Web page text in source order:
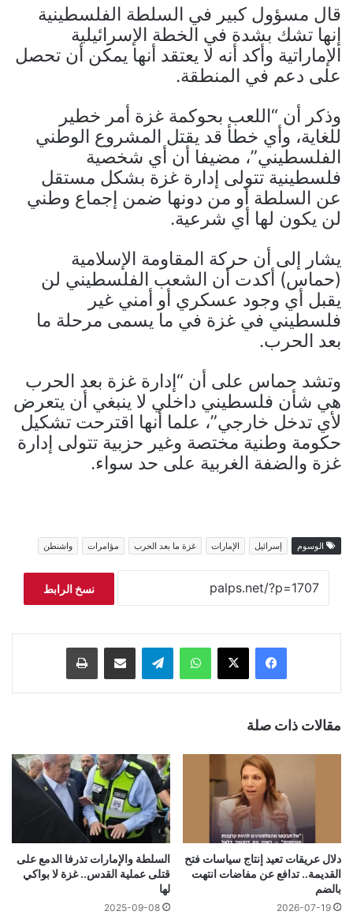
قال مسؤول كبير في السلطة الفلسطينية
إنها تشك بشدة في الخطة الإسرائيلية
الإماراتية وأكد أنه لا يعتقد أنها يمكن أن تحصل
على دعم في المنطقة.
وذكر أن “اللعب بحوكمة غزة أمر خطير
للغاية، وأي خطأ قد يقتل المشروع الوطني
الفلسطيني”، مضيفا أن أي شخصية
فلسطينية تتولى إدارة غزة بشكل مستقل
عن السلطة أو من دونها ضمن إجماع وطني
لن يكون لها أي شرعية.
يشار إلى أن حركة المقاومة الإسلامية
(حماس) أكدت أن الشعب الفلسطيني لن
يقبل أي وجود عسكري أو أمني غير
فلسطيني في غزة في ما يسمى مرحلة ما
بعد الحرب.
وتشد حماس على أن “إدارة غزة بعد الحرب
هي شأن فلسطيني داخلي لا ينبغي أن يتعرض
لأي تدخل خارجي”، علما أنها اقترحت تشكيل
حكومة وطنية مختصة وغير حزبية تتولى إدارة
غزة والضفة الغربية على حد سواء.
الوسوم إسرائيل الإمارات غزة ما بعد الحرب مؤامرات واشنطن
نسخ الرابط
فيسبوك ‫X واتساب تيلقرام مشاركة عبر البريد طباعة
مقالات ذات صلة
دلال عريقات تعيد إنتاج سياسات فتح
القديمة.. تدافع عن مفاضات انتهت
بالضم
2026-07-19
السلطة والإمارات تذرفا الدمع على
قتلى عملية القدس.. غزة لا بواكي
لها
2025-09-08